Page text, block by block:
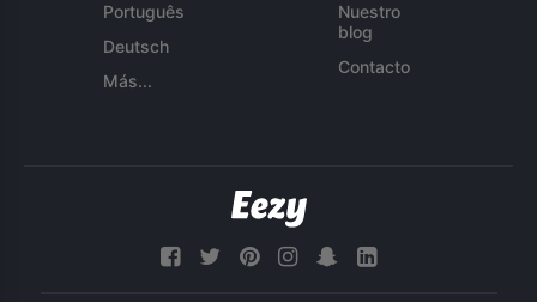
Português
Deutsch
Más...
Nuestro
blog
Contacto